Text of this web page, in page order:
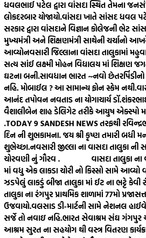
ધવલભાઈ પટેલ દ્વારા વાંસદા સ્થિત તેમના
લોકદરબાર યોજાયો.વાંસદા ખાતે સાંસદ ધવલ
સરકાર દ્વારા વાંસદાને વિજ્ઞાન કોલેજની ભેટ
મુખ્યમંત્રી અને શિક્ષણમંત્રી સાથેની ચર્ચાનો
આવ્યોનવસારી જિલ્લાના વાંસદા તાલુકામાં
સત્ય સાંઈ લક્ષ્મી મોહન વિદ્યાલય માં શિક્ષણ
ઘટના બની.સાવધાન ભારત ~નવો છેતરપિંડીનો
નહિ. મોબાઈલ ? આ સામાન્ય ફોન સ્કેમ નથી.
આનંદ તપોવન નવતાડ ના યોગાચાર્ય
વૈશાલીબેન શાહ ડેલિગેટ તરીકે આયુષ એક્સ્પો
.TODAY 9 SANDESH NEWS તરફથી
દિન ની શુભકામના. જય શ્રી કૃષ્ણ તમારી બધી
શુભેચ્છા.નવસારી જીલ્લા ના વાસદા તાલુકા ની
ચોરવણી નું ગૌરવ . વાસદા તાલુકા
માં વધુ એક લાકડા ચોરી નો કિસ્સો સામે
ઝડપેલું લાકડું બીજા તાલુકા માં ઈટ ના ભટ્ટે કેવી
તાલુકા ના રંગપુર પ્રાથમિક શાળામાં 77મો
ઉજવાયો.વલસાડ ડી-માર્ટની સામે નેશનલ
સર્જે તો નવાઇ નહિ.ભારત સેવાશ્રમ સંઘ ગંગપુર
આશ્રમ સુરત ના સહયોગ થી વસ્ત્ર વિતરણ